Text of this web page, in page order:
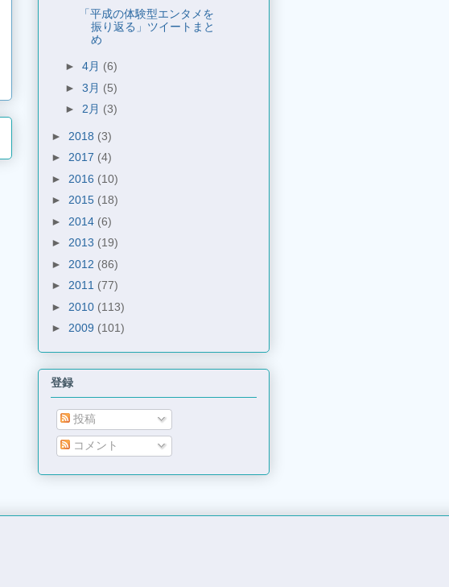
「平成の体験型エンタメを
振り返る」ツイートまと
め ​
► 4月 (6)
► 3月 (5)
► 2月 (3)
► 2018 (3)
► 2017 (4)
► 2016 (10)
► 2015 (18)
► 2014 (6)
► 2013 (19)
► 2012 (86)
► 2011 (77)
► 2010 (113)
► 2009 (101)
登録
投稿
コメント